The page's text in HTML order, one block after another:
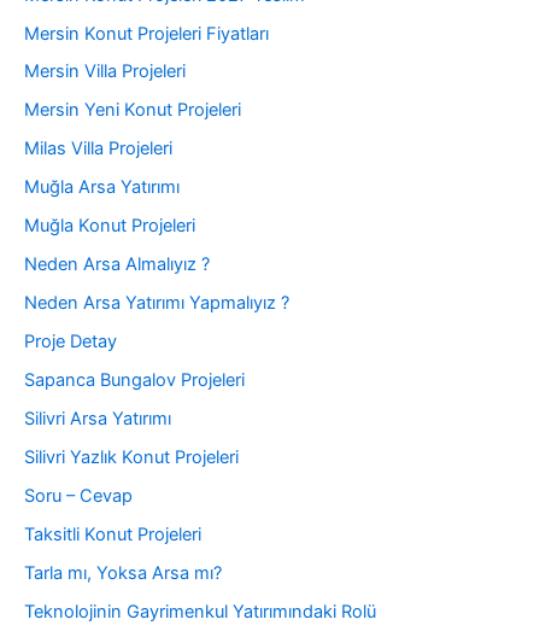
Mersin Konut Projeleri Fiyatları
Mersin Villa Projeleri
Mersin Yeni Konut Projeleri
Milas Villa Projeleri
Muğla Arsa Yatırımı
Muğla Konut Projeleri
Neden Arsa Almalıyız ?
Neden Arsa Yatırımı Yapmalıyız ?
Proje Detay
Sapanca Bungalov Projeleri
Silivri Arsa Yatırımı
Silivri Yazlık Konut Projeleri
Soru – Cevap
Taksitli Konut Projeleri
Tarla mı, Yoksa Arsa mı?
Teknolojinin Gayrimenkul Yatırımındaki Rolü